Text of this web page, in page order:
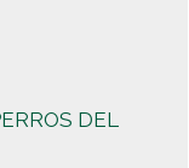
DEL